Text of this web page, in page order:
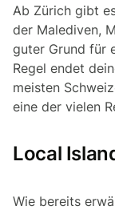
Ab Zürich gibt
der Malediven,
guter Grund für
Regel endet
meisten
eine der vielen
Local
Wie bereits